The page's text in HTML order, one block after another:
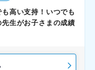
高い支持！いつでも
生がお子さまの成績